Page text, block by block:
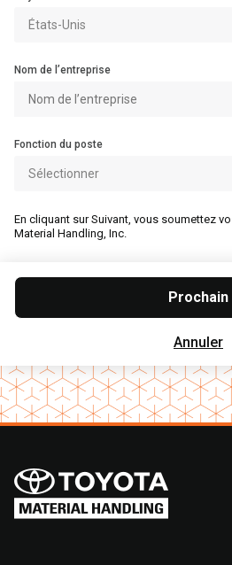
Nom de l’entreprise
Fonction du poste
En cliquant sur Suivant, vous soumettez
Material Handling, Inc.
Annuler
Prochain